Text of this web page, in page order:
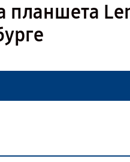
планшета